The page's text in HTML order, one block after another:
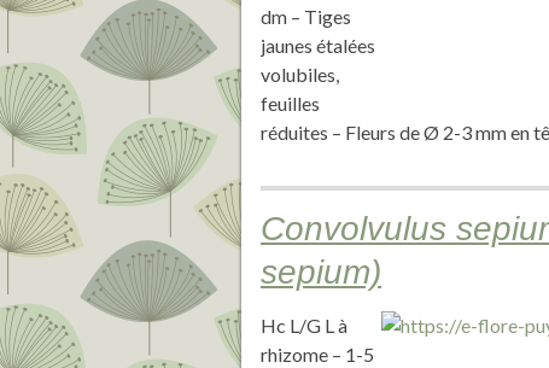
dm – Tiges
jaunes étalées
volubiles,
feuilles
réduites – Fleurs de Ø 2-3 mm en
Convolvulus
sepium)
Hc L/G L à
rhizome – 1-5